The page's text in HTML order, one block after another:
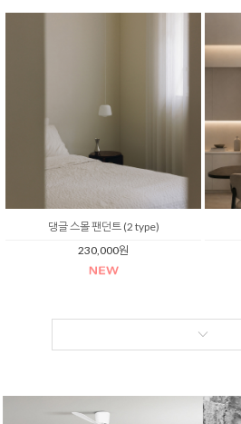
댕글 스몰 팬던트 (2 type)
230,000원